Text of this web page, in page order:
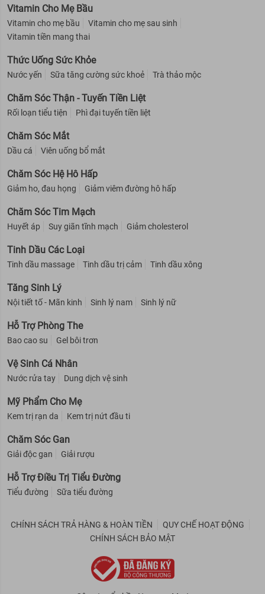
Vitamin Cho Mẹ Bầu
Vitamin cho mẹ bầu
Vitamin cho mẹ sau sinh
Vitamin tiền mang thai
Thức Uống Sức Khỏe
Nước yến Sữa tăng cường sức khoẻ Trà thảo mộc
Chăm Sóc Thận - Tuyến Tiền Liệt
Rối loạn tiểu tiện Phì đại tuyến tiền liệt
Chăm Sóc Mắt
Dầu cá Viên uống bổ mắt
Chăm Sóc Hệ Hô Hấp
Giảm ho, đau họng Giảm viêm đường hô hấp
Chăm Sóc Tim Mạch
Huyết áp Suy giãn tĩnh mạch Giảm cholesterol
Tinh Dầu Các Loại
Tinh dầu massage Tinh dầu trị cảm Tinh dầu xông
Tăng Sinh Lý
Nội tiết tố - Mãn kinh Sinh lý nam Sinh lý nữ
Hỗ Trợ Phòng The
Bao cao su Gel bôi trơn
Vệ Sinh Cá Nhân
Nước rửa tay Dung dịch vệ sinh
Mỹ Phẩm Cho Mẹ
Kem trị rạn da Kem trị nứt đầu ti
Chăm Sóc Gan
Giải độc gan Giải rượu
Hỗ Trợ Điều Trị Tiểu Đường
Tiểu đường Sữa tiểu đường
CHÍNH SÁCH TRẢ HÀNG & HOÀN TIỀN
QUY CHẾ HOẠT ĐỘNG
CHÍNH SÁCH BẢO MẬT